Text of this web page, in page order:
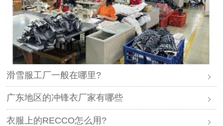
滑雪服工厂一般在哪里?
广东地区的冲锋衣厂家有哪些
衣服上的RECCO怎么用?